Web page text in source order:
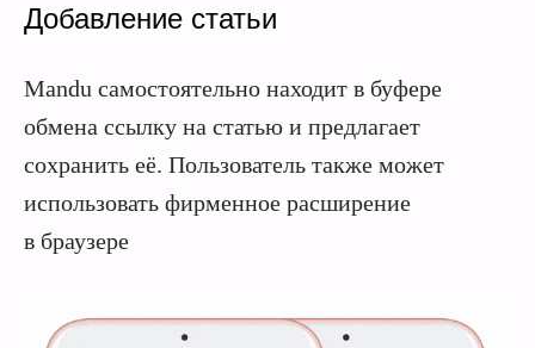
Добавление статьи
Mandu самостоятельно находит в буфере
обмена ссылку на статью и предлагает
сохранить её. Пользователь также может
использовать фирменное расширение
в браузере